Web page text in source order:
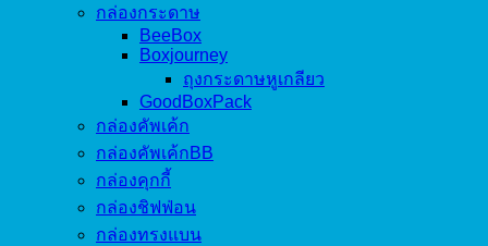
กล่องกระดาษ
BeeBox
Boxjourney
ถุงกระดาษหูเกลียว
GoodBoxPack
กล่องคัพเค้ก
กล่องคัพเค้กBB
กล่องคุกกี้
กล่องชิฟฟ่อน
กล่องทรงแบน